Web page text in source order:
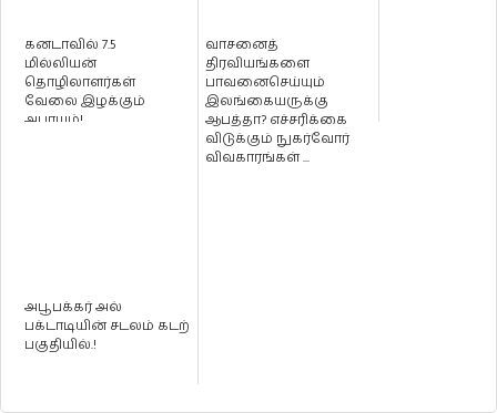
கனடாவில் 7.5
மில்லியன்
தொழிலாளர்கள்
வேலை இழக்கும்
அபாயம்!
வாசனைத்
திரவியங்களை
பாவனைசெய்யும்
இலங்கையருக்கு
ஆபத்தா? எச்சரிக்கை
விடுக்கும் நுகர்வோர்
விவகாரங்கள் ...
அபூபக்கர் அல்
பக்டாடியின் சடலம் கடற்
பகுதியில்.!